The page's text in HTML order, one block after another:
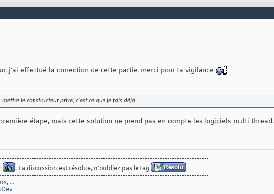
j'ai effectué la correction de cette partie. merci pour ta vigilance
le constructeur privé, c'est ce que je fais déjà
étape, mais cette solution ne prend pas en compte les logiciels multi thread.
. La discussion est résolue, n'oubliez pas le tag
...